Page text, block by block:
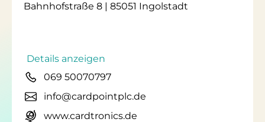
Bahnhofstraße 8 | 85051 Ingolstadt
Details anzeigen
069 50070797
info@cardpointplc.de
www.cardtronics.de